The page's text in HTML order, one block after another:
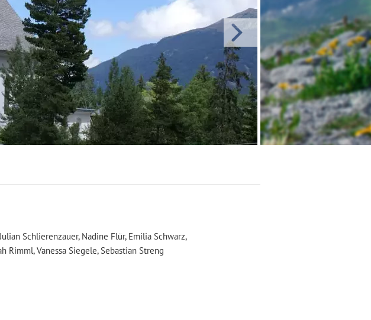
Schlierenzauer, Nadine Flür, Emilia Schwarz,
Rimml, Vanessa Siegele, Sebastian Streng